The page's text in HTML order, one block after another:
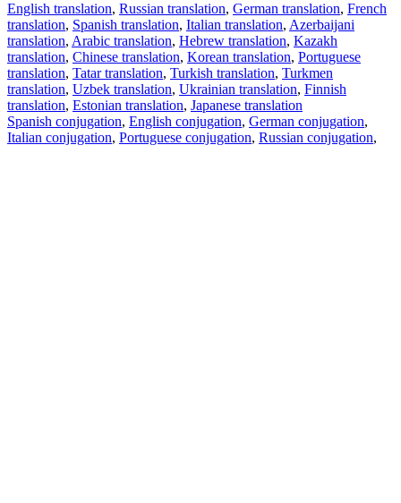
English translation, Russian translation, German translation, French
translation, Spanish translation, Italian translation, Azerbaijani
translation, Arabic translation, Hebrew translation, Kazakh
translation, Chinese translation, Korean translation, Portuguese
translation, Tatar translation, Turkish translation, Turkmen
translation, Uzbek translation, Ukrainian translation, Finnish
translation, Estonian translation, Japanese translation
Spanish conjugation, English conjugation, German conjugation,
Italian conjugation, Portuguese conjugation, Russian conjugation,